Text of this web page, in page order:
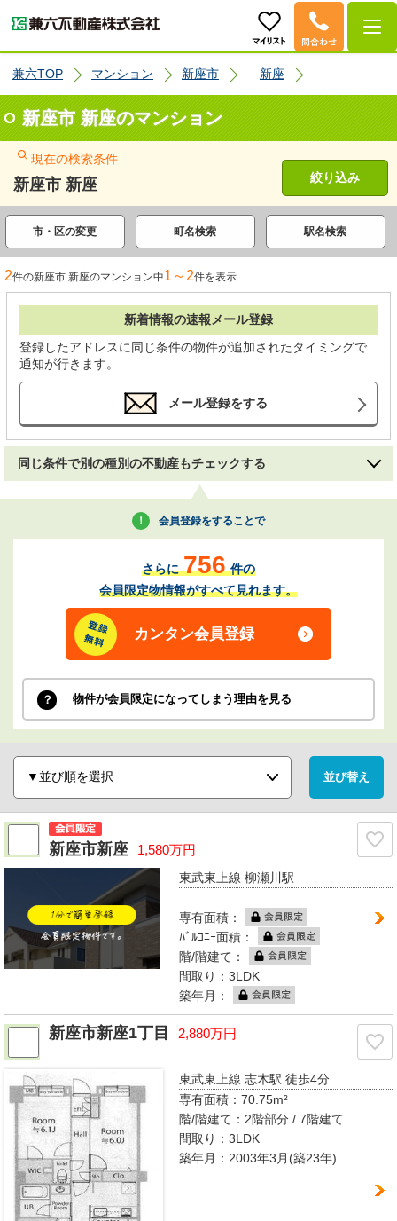
兼六TOP マンション 新座市 新座
新座市 新座のマンション
現在の検索条件
新座市 新座 絞り込み
市・区の変更 町名検索 駅名検索
2件の新座市 新座のマンション中1～2件を表示
新着情報の速報メール登録
登録したアドレスに同じ条件の物件が追加されたタイミングで
通知が行きます。
メール登録をする
同じ条件で別の種別の不動産もチェックする
会員登録をすることで
さらに 756 件の
会員限定物情報がすべて見れます。
カンタン会員登録
物件が会員限定になってしまう理由を見る
新座市新座 1,580万円
東武東上線 柳瀬川駅
専有面積：
ﾊﾞﾙｺﾆｰ面積：
階/階建て：
間取り：3LDK
築年月：
新座市新座1丁目 2,880万円
東武東上線 志木駅徒歩4分
専有面積：70.75m²
階/階建て： 2階部分 / 7階建て
間取り：3LDK
築年月：2003年3月(築23年)